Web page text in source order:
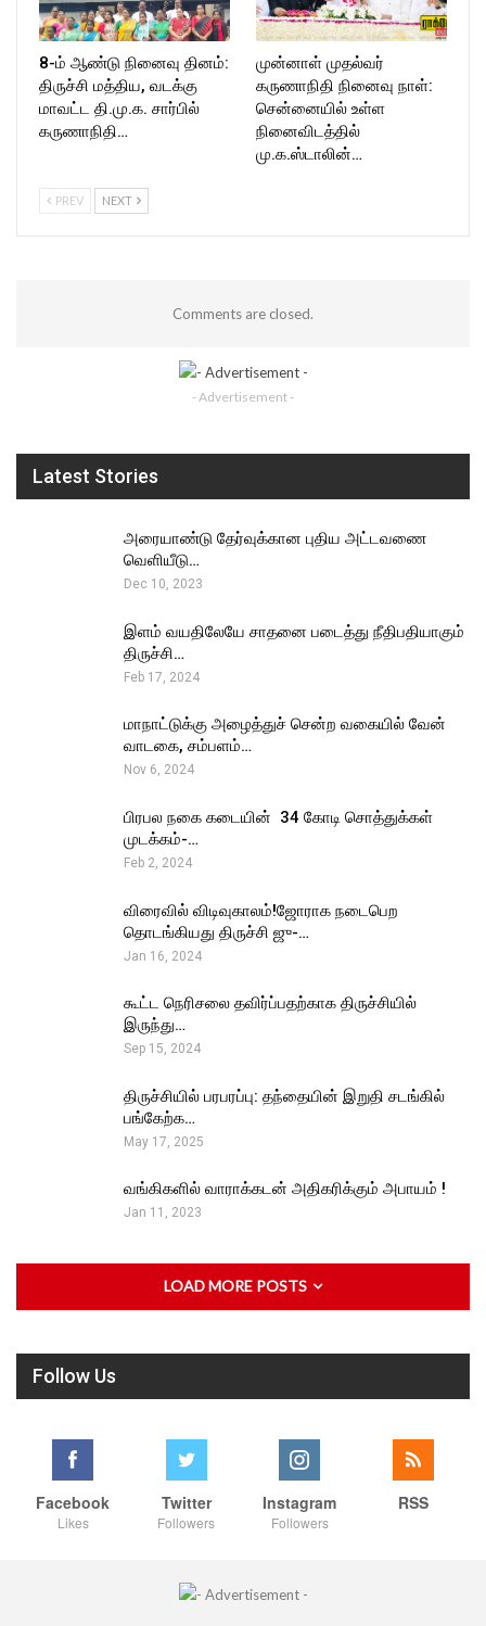
8-ம் ஆண்டு நினைவு தினம்:
திருச்சி மத்திய, வடக்கு
மாவட்ட தி.மு.க. சார்பில்
கருணாநிதி…
முன்னாள் முதல்வர்
கருணாநிதி நினைவு நாள்:
சென்னையில் உள்ள
நினைவிடத்தில்
மு.க.ஸ்டாலின்…
PREV NEXT
Comments are closed.
- Advertisement -
Latest Stories
அரையாண்டு தேர்வுக்கான புதிய அட்டவணை
வெளியீடு…
Dec 10, 2023
இளம் வயதிலேயே சாதனை படைத்து நீதிபதியாகும்
திருச்சி…
Feb 17, 2024
மாநாட்டுக்கு அழைத்துச் சென்ற வகையில் வேன்
வாடகை, சம்பளம்…
Nov 6, 2024
பிரபல நகை கடையின் ₹ 34 கோடி சொத்துக்கள்
முடக்கம்-…
Feb 2, 2024
விரைவில் விடிவுகாலம்!ஜோராக நடைபெற
தொடங்கியது திருச்சி ஜு-…
Jan 16, 2024
கூட்ட நெரிசலை தவிர்ப்பதற்காக திருச்சியில்
இருந்து…
Sep 15, 2024
திருச்சியில் பரபரப்பு: தந்தையின் இறுதி சடங்கில்
பங்கேற்க…
May 17, 2025
வங்கிகளில் வாராக்கடன் அதிகரிக்கும் அபாயம் !
Jan 11, 2023
LOAD MORE POSTS
Follow Us
Facebook
Likes
Twitter
Followers
Instagram
Followers
RSS